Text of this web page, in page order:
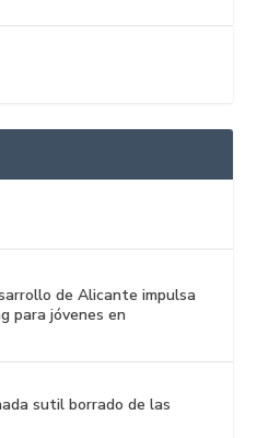
de Alicante impulsa
para jóvenes en
sutil borrado de las